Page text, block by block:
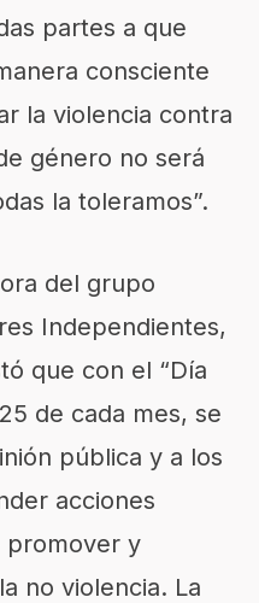
partes a que
consciente
la violencia contra
género no será
la toleramos”.
del grupo
Independientes,
que con el “Día
de cada mes, se
pública y a los
acciones
promover y
no violencia. La